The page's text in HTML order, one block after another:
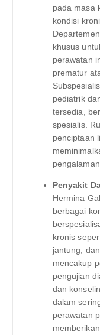
pada masa
kondisi
khusus
perawatan
prematur
pediatrik
tersedia,
spesialis.
penciptaan
Penyakit
Hermina
berbagai
kronis
jantung,
mencakup
pengujian
dan
dalam
perawatan